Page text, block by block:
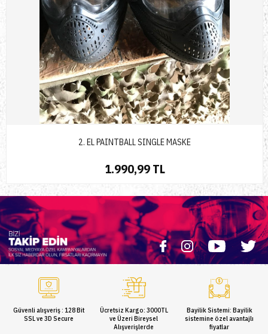
2. EL PAINTBALL SINGLE MASKE
1.990,99 TL
Güvenli alışveriş : 128 Bit
SSL ve 3D Secure
Ücretsiz Kargo: 3000TL
ve Üzeri Bireysel
Alışverişlerde
Bayilik Sistemi: Bayilik
sistemine özel avantajlı
fiyatlar